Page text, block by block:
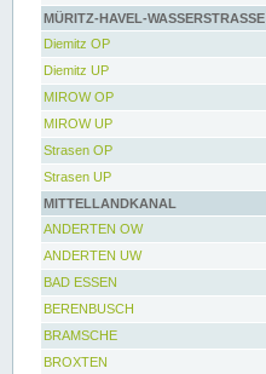
MÜRITZ-HAVEL-WASSERSTRASSE
Diemitz OP
Diemitz UP
MIROW OP
MIROW UP
Strasen OP
Strasen UP
MITTELLANDKANAL
ANDERTEN OW
ANDERTEN UW
BAD ESSEN
BERENBUSCH
BRAMSCHE
BROXTEN